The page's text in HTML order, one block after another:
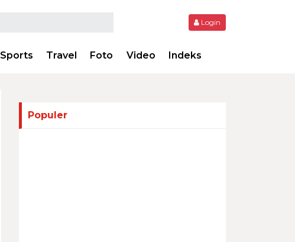
Login
Sports Travel Foto Video Indeks
Populer